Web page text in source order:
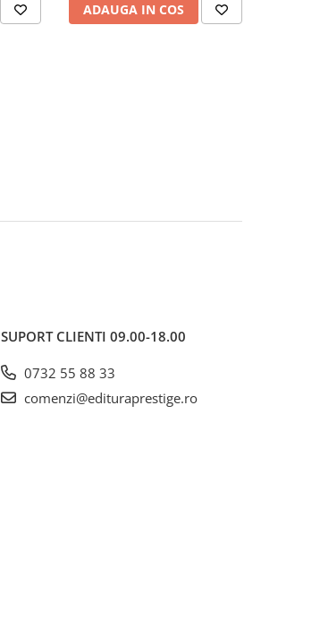
ADAUGA IN COS
SUPORT CLIENTI 09.00-18.00
0732 55 88 33
comenzi@edituraprestige.ro